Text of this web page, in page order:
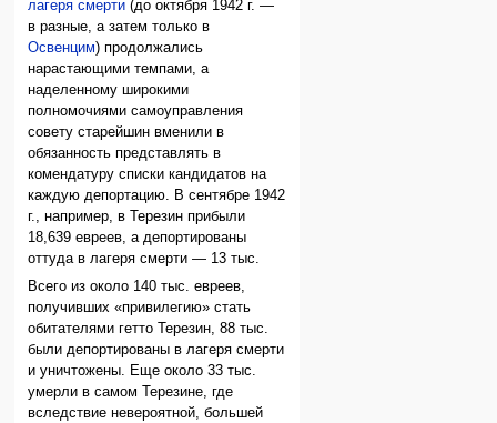
лагеря смерти (до октября 1942 г. —
в разные, а затем только в
Освенцим) продолжались
нарастающими темпами, а
наделенному широкими
полномочиями самоуправления
совету старейшин вменили в
обязанность представлять в
комендатуру списки кандидатов на
каждую депортацию. В сентябре 1942
г., например, в Терезин прибыли
18,639 евреев, а депортированы
оттуда в лагеря смерти — 13 тыс.
Всего из около 140 тыс. евреев,
получивших «привилегию» стать
обитателями гетто Терезин, 88 тыс.
были депортированы в лагеря смерти
и уничтожены. Еще около 33 тыс.
умерли в самом Терезине, где
вследствие невероятной, большей